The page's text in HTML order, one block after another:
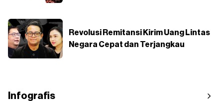
Revolusi Remitansi Kirim Uang Lintas
Negara Cepat dan Terjangkau
Infografis